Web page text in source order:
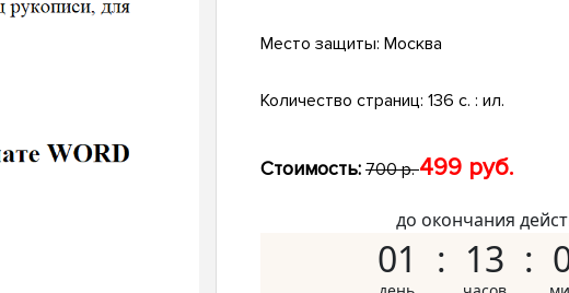
Место защиты: Москва
Количество страниц: 136 с. : ил.
Стоимость: 700 р.499 руб.
до окончания
01 13